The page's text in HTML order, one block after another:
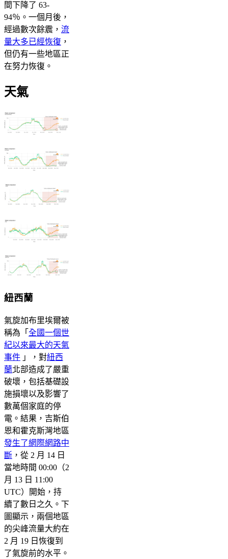
間下降了 63-
94％。一個月後，
經過數次餘震， 流
量大多已經恢復 ，
但仍有一些地區正
在努力恢復。
天氣
紐西蘭
氣旋加布里埃爾被
稱為「 全國一個世
紀以來最大的天氣
事件 」，對紐西
蘭北部造成了嚴重
破壞，包括基礎設
施損壞以及影響了
數萬個家庭的停
電。結果，吉斯伯
恩和霍克斯灣地區
發生了網際網路中
斷 ，從 2 月 14 日
當地時間 00:00（2
月 13 日 11:00
UTC）開始，持
續了數日之久。下
圖顯示，兩個地區
的尖峰流量大約在
2 月 19 日恢復到
了氣旋前的水平。